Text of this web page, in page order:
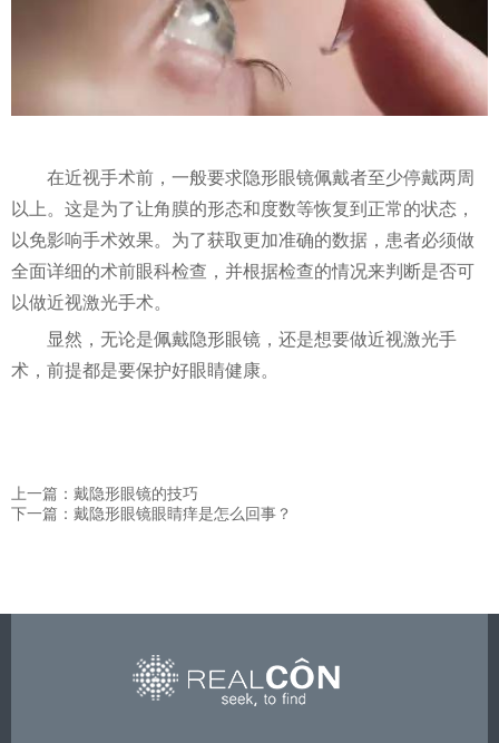
在近视手术前，一般要求隐形眼镜佩戴者至少停戴两周
以上。这是为了让角膜的形态和度数等恢复到正常的状态，
以免影响手术效果。为了获取更加准确的数据，患者必须做
全面详细的术前眼科检查，并根据检查的情况来判断是否可
以做近视激光手术。
显然，无论是佩戴隐形眼镜，还是想要做近视激光手
术，前提都是要保护好眼睛健康。
上一篇：戴隐形眼镜的技巧
下一篇：戴隐形眼镜眼睛痒是怎么回事？